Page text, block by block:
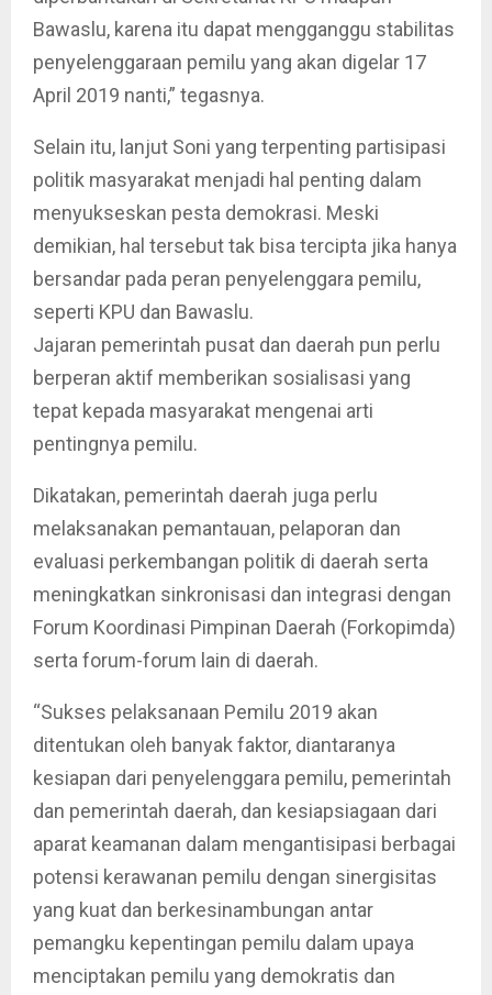
Bawaslu, karena itu dapat mengganggu stabilitas
penyelenggaraan pemilu yang akan digelar 17
April 2019 nanti,” tegasnya.
Selain itu, lanjut Soni yang terpenting partisipasi
politik masyarakat menjadi hal penting dalam
menyukseskan pesta demokrasi. Meski
demikian, hal tersebut tak bisa tercipta jika hanya
bersandar pada peran penyelenggara pemilu,
seperti KPU dan Bawaslu.
Jajaran pemerintah pusat dan daerah pun perlu
berperan aktif memberikan sosialisasi yang
tepat kepada masyarakat mengenai arti
pentingnya pemilu.
Dikatakan, pemerintah daerah juga perlu
melaksanakan pemantauan, pelaporan dan
evaluasi perkembangan politik di daerah serta
meningkatkan sinkronisasi dan integrasi dengan
Forum Koordinasi Pimpinan Daerah (Forkopimda)
serta forum-forum lain di daerah.
“Sukses pelaksanaan Pemilu 2019 akan
ditentukan oleh banyak faktor, diantaranya
kesiapan dari penyelenggara pemilu, pemerintah
dan pemerintah daerah, dan kesiapsiagaan dari
aparat keamanan dalam mengantisipasi berbagai
potensi kerawanan pemilu dengan sinergisitas
yang kuat dan berkesinambungan antar
pemangku kepentingan pemilu dalam upaya
menciptakan pemilu yang demokratis dan